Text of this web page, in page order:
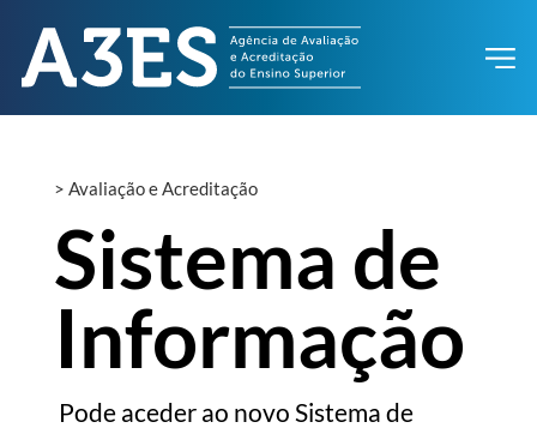
> Avaliação e Acreditação
Sistema de
Informação
Pode aceder ao novo Sistema de